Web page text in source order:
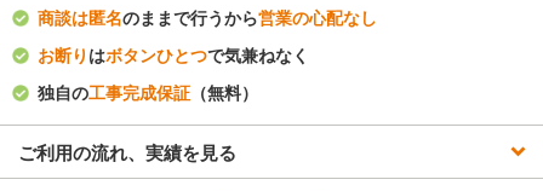
商談は匿名のままで行うから営業の心配なし
お断り はボタンひとつで気兼ねなく
独自の工事完成保証 （無料）
ご利用の流れ、実績を見る